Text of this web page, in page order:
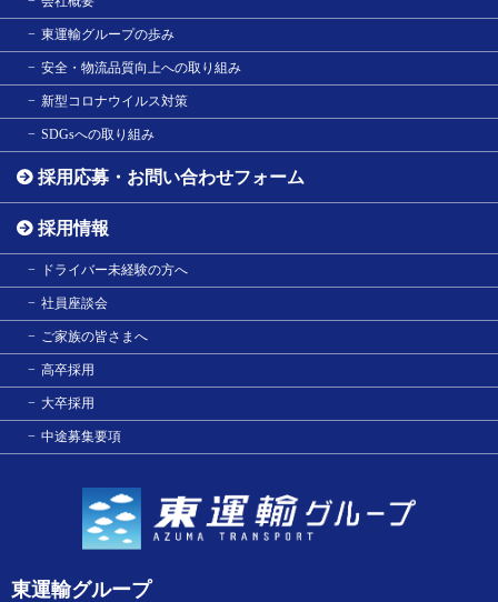
東運輸グループ
東運輸グループの歩み
安全・物流品質向上への取り組み
新型コロナウイルス対策
SDGsへの取り組み
採用応募・お問い合わせフォーム
採用情報
ドライバー未経験の方へ
社員座談会
ご家族の皆さまへ
高卒採用
大卒採用
中途募集要項